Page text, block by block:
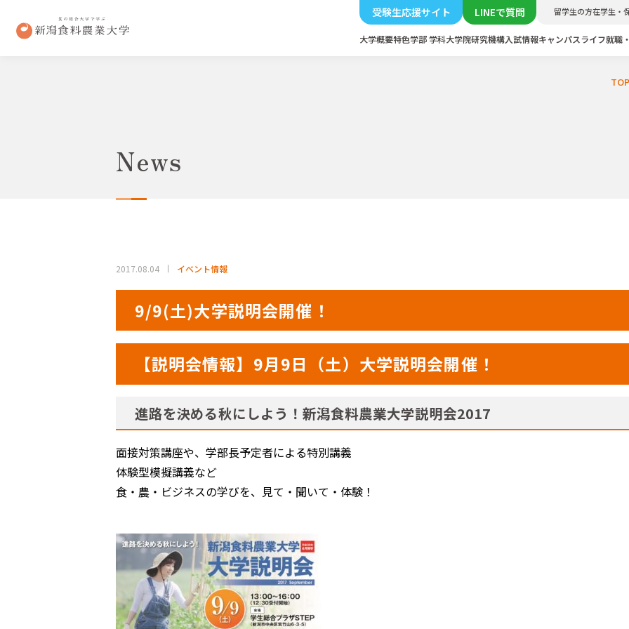
受験生応援サイト LINEで質問 留学生の方在学生・
大学概要特色学部 学科大学院研究機構入試情報キャンパスライフ就職
News
2017.08.04 イベント情報
9/9(土)大学説明会開催！
【説明会情報】9月9日（土）大学説明会開催！
進路を決める秋にしよう！新潟食料農業大学説明会2017
面接対策講座や、学部長予定者による特別講義
体験型模擬講義など
食・農・ビジネスの学びを、見て・聞いて・体験！